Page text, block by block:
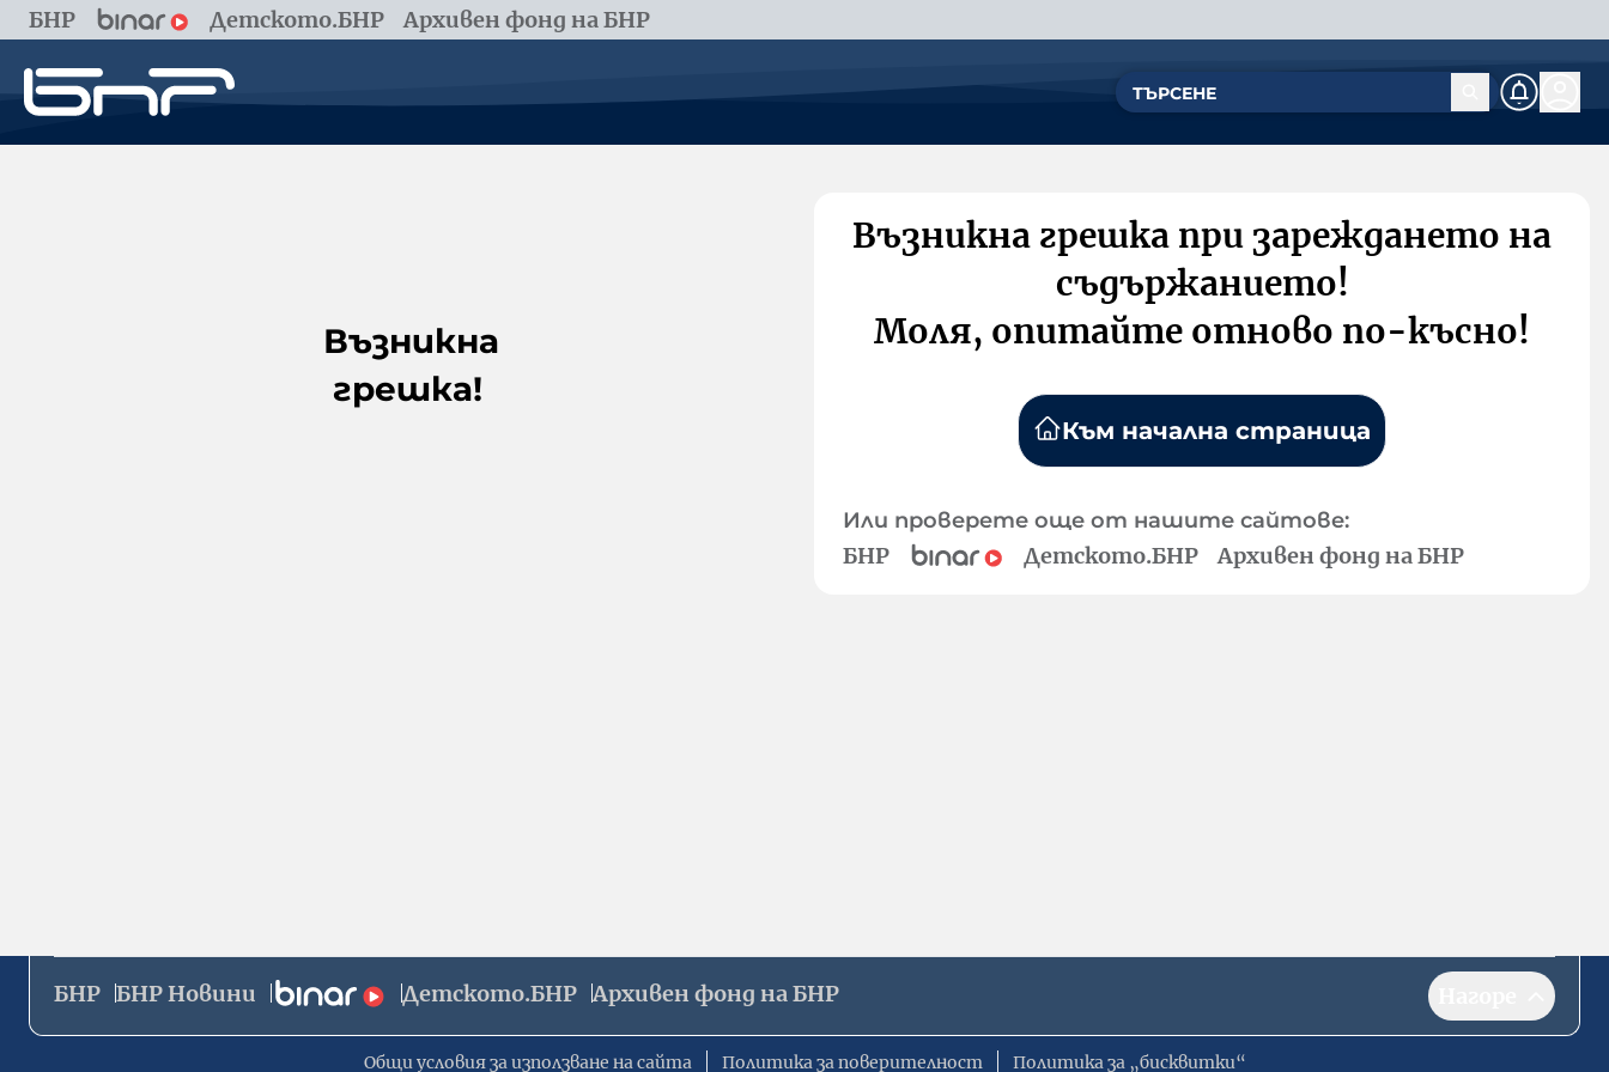
БНР Детското.БНР Архивен фонд на БНР
Възникна
грешка!
Възникна грешка при зареждането на
съдържанието!
Моля, опитайте отново по-късно!
Към начална страница
Или проверете още от нашите сайтове:
БНР Детското.БНР Архивен фонд на БНР
БНР БНР Новини Детското.БНР Архивен фонд на БНР
Общи условия за използване на сайта Политика за поверителност Политика за „бисквитки“